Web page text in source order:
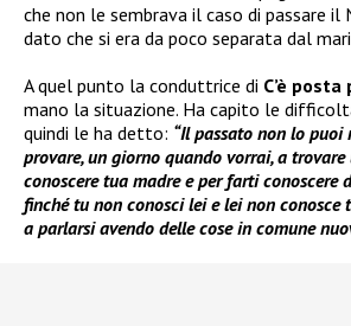
che non le sembrava il caso di passare
dato che si era da poco separata dal
A quel punto la conduttrice di C’è
mano la situazione. Ha capito le
quindi le ha detto: “Il passato non lo puoi
provare, un giorno quando vorrai, a trovare
conoscere tua madre e per farti conoscere
finché tu non conosci lei e lei non conosce
a parlarsi avendo delle cose in comune